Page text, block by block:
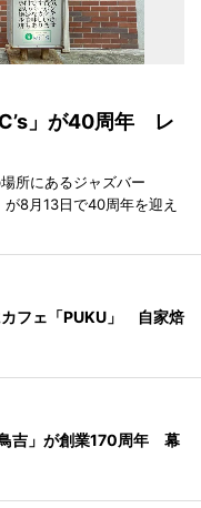
」が40周年 レ
所にあるジャズバー
が8月13日で40周年を迎え
フェ「PUKU」 自家焙
吉」が創業170周年 幕